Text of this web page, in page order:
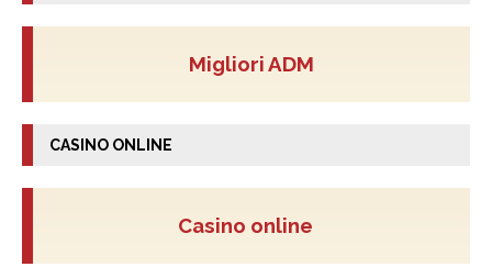
Migliori ADM
CASINO ONLINE
Casino online